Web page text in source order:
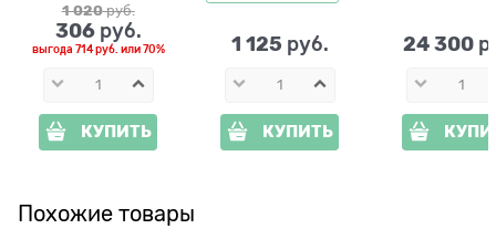
1 020 руб.
306 руб.
выгода 714 руб. или70%
КУПИТЬ
1 125 руб.
КУПИТЬ
24 300
Похожие товары